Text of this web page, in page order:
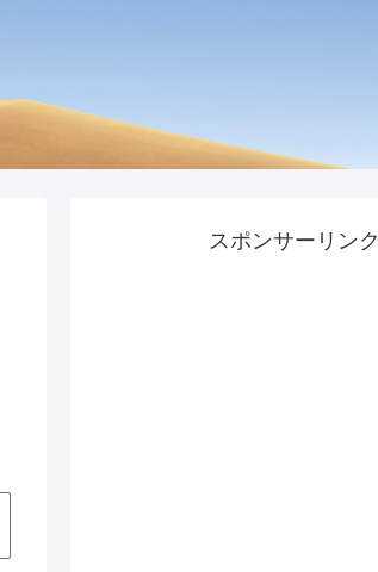
スポンサーリンク